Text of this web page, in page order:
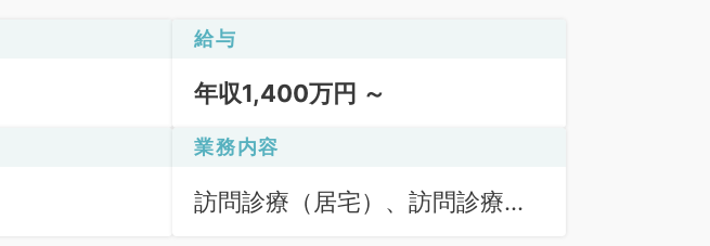
給与
年収1,400万円 ～
業務内容
訪問診療（居宅）、訪問診療